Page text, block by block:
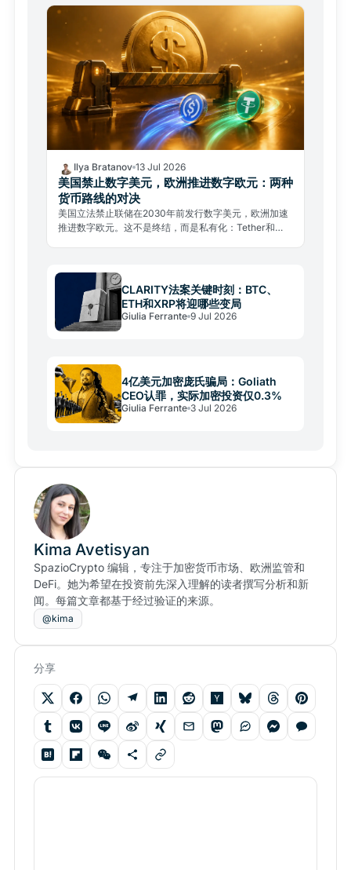
Ilya Bratanov 13 Jul 2026
美国禁止数字美元，欧洲推进数字欧元：两种
货币路线的对决
美国立法禁止联储在2030年前发行数字美元，欧洲加速
推进数字欧元。这不是终结，而是私有化：Tether和
CLARITY法案关键时刻：BTC、
ETH和XRP将迎哪些变局
Giulia Ferrante 9 Jul 2026
4亿美元加密庞氏骗局：Goliath
CEO认罪，实际加密投资仅0.3%
Giulia Ferrante 3 Jul 2026
Kima Avetisyan
SpazioCrypto 编辑，专注于加密货币市场、欧洲监管和
DeFi。她为希望在投资前先深入理解的读者撰写分析和新
闻。每篇文章都基于经过验证的来源。
@kima
分享